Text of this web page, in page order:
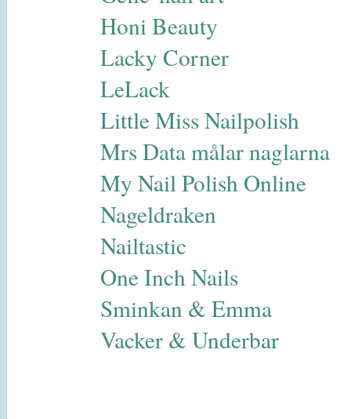
Honi Beauty
Lacky Corner
LeLack
Little Miss Nailpolish
Mrs Data målar naglarna
My Nail Polish Online
Nageldraken
Nailtastic
One Inch Nails
Sminkan & Emma
Vacker & Underbar